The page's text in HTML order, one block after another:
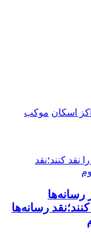
اسکان موکب
رسانه‌ها
رسانه‌ها